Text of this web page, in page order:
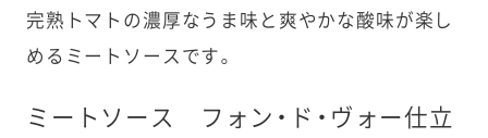
完熟トマトの濃厚なうま味と爽やかな酸味が楽し
めるミートソースです。
ミートソース フォン・ド・ヴォー仕立